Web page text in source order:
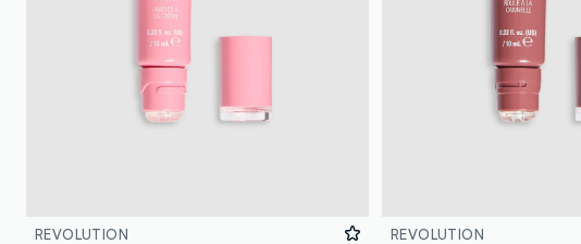
REVOLUTION
REVOLUTION